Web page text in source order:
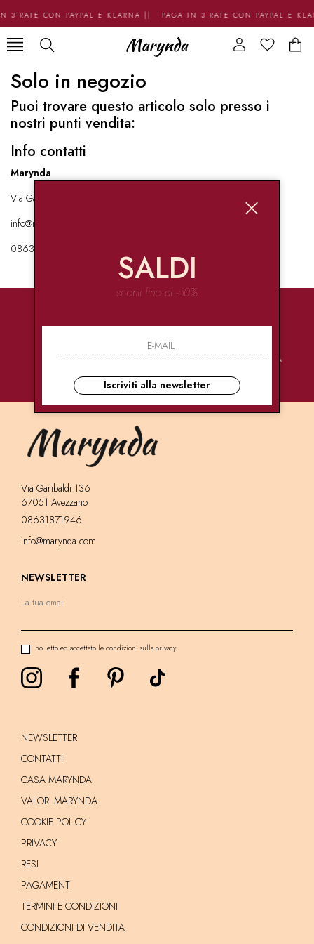
3 RATE CON PAYPAL E KLARNA || PAGA IN 3 RATE CON PAYPAL E
Solo in negozio
Puoi trovare questo articolo solo presso i
nostri punti vendita:
Info contatti
Marynda
Via Garibaldi 136 67051 Avezzano
info@marynda.com
08631871946
PAGAMENTI
CONSEGNE
ULTRA RAPIDE
ASSISTENZA
Via Garibaldi 136
67051 Avezzano
08631871946
info@marynda.com
NEWSLETTER
ho letto ed accettato le condizioni sulla privacy.
NEWSLETTER
CONTATTI
CASA MARYNDA
VALORI MARYNDA
COOKIE POLICY
PRIVACY
RESI
PAGAMENTI
TERMINI E CONDIZIONI
CONDIZIONI DI VENDITA
SALDI
sconti fino al -60%
Iscriviti alla newsletter